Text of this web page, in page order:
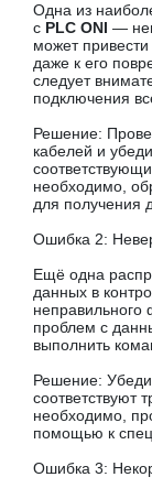
Одна из
с PLC ONI —
может
даже к его
следует
подключения
Решение:
кабелей и
необходимо,
для получения
Ошибка 2:
Ещё одна
данных в
неправильного
проблем с
выполнить
Решение:
соответствуют
необходимо,
помощью к
Ошибка 3: